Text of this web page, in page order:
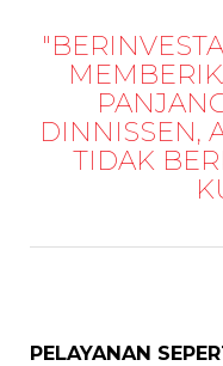
DINNISSEN,
TIDAK
PELAYANAN